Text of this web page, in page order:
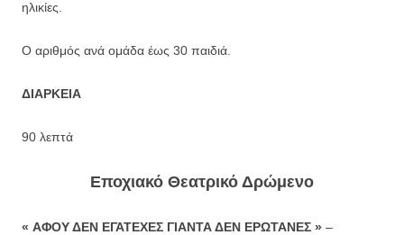
ηλικίες.
Ο αριθμός ανά ομάδα έως 30 παιδιά.
ΔΙΑΡΚΕΙΑ
90 λεπτά
Εποχιακό Θεατρικό Δρώμενο
« ΑΦΟΥ ΔΕΝ ΕΓΑΤΕΧΕΣ ΓΙΑΝΤΑ ΔΕΝ ΕΡΩΤΑΝΕΣ » –